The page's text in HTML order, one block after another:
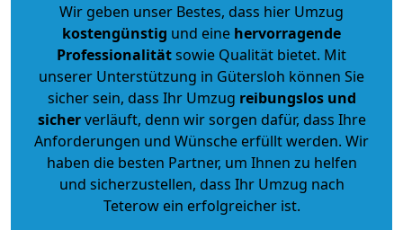
Wir geben unser Bestes, dass hier Umzug
kostengünstig und eine hervorragende
Professionalitätsowie Qualität bietet. Mit
unserer Unterstützung in Gütersloh können Sie
sicher sein, dass Ihr Umzug reibungslos und
sicherverläuft, denn wir sorgen dafür, dass Ihre
Anforderungen und Wünsche erfüllt werden. Wir
haben die besten Partner, um Ihnen zu helfen
und sicherzustellen, dass Ihr Umzug nach
Teterow ein erfolgreicher ist.